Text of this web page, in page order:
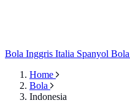
Bola Inggris Italia Spanyol
Home
Bola
Indonesia